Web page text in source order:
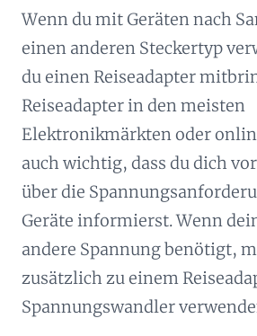
Wenn du mit Geräten nach
einen anderen Steckertyp
du einen Reiseadapter
Reiseadapter in den meisten
Elektronikmärkten oder
auch wichtig, dass du dich
über die
Geräte informierst. Wenn
andere Spannung benötigt,
zusätzlich zu einem
Spannungswandler